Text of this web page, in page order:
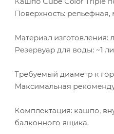
Поверхность:
Материал изготовления:
Резервуар для воды: ~1
Требуемый диаметр к
Максимальная
Комплектация: кашпо,
балконного ящика.